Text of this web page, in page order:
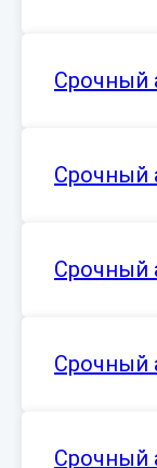
Срочный
Срочный
Срочный
Срочный
Срочный